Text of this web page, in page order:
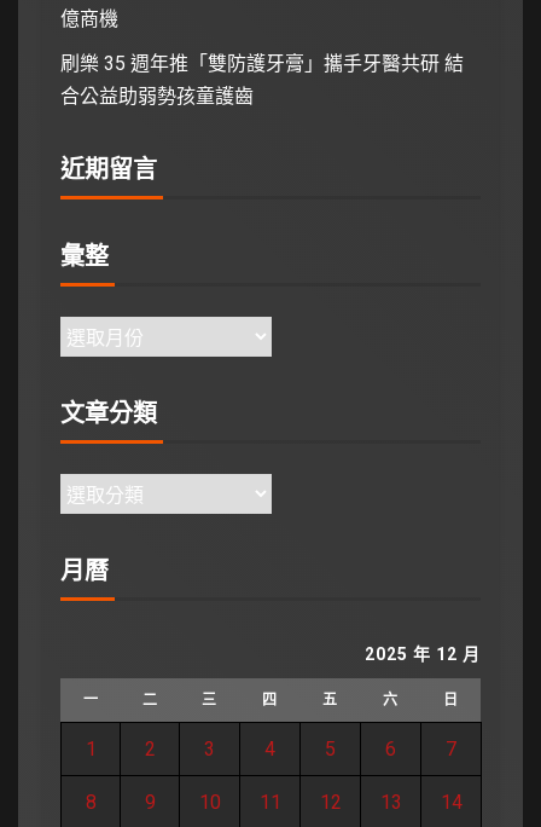
億商機
刷樂 35 週年推「雙防護牙膏」攜手牙醫共研 結
合公益助弱勢孩童護齒
近期留言
彙整
文章分類
月曆
2025 年 12 月
一 二 三 四 五 六 日
1 2 3 4 5 6 7
8 9 10 11 12 13 14